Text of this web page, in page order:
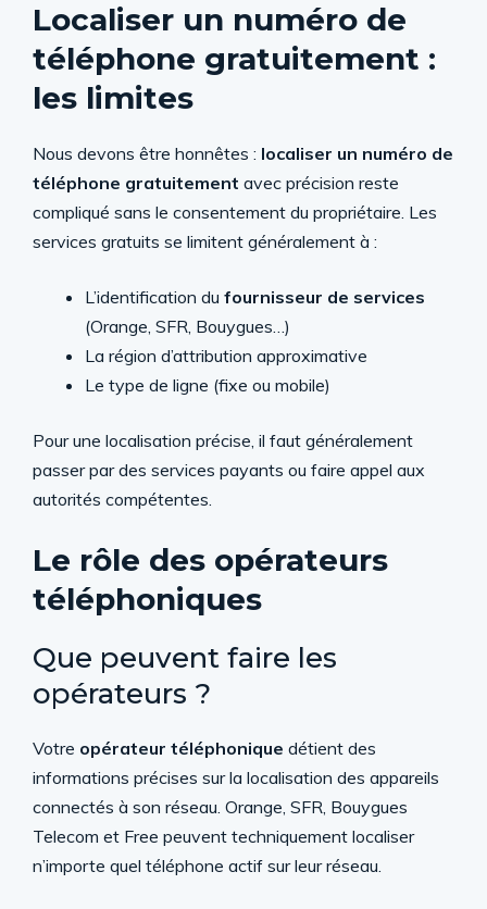
Localiser un numéro de
téléphone gratuitement :
les limites
Nous devons être honnêtes : localiser un numéro de
téléphone gratuitement avec précision reste
compliqué sans le consentement du propriétaire. Les
services gratuits se limitent généralement à :
L’identification du fournisseur de services
(Orange, SFR, Bouygues…)
La région d’attribution approximative
Le type de ligne (fixe ou mobile)
Pour une localisation précise, il faut généralement
passer par des services payants ou faire appel aux
autorités compétentes.
Le rôle des opérateurs
téléphoniques
Que peuvent faire les
opérateurs ?
Votre opérateur téléphonique détient des
informations précises sur la localisation des appareils
connectés à son réseau. Orange, SFR, Bouygues
Telecom et Free peuvent techniquement localiser
n’importe quel téléphone actif sur leur réseau.